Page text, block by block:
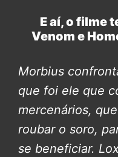
E aí, o filme
Venom e
Morbius
que foi ele que
mercenários,
roubar o soro,
se beneficiar.